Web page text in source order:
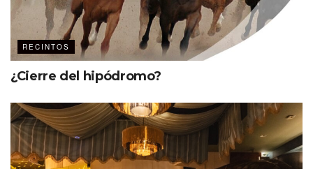
RECINTOS
¿Cierre del hipódromo?